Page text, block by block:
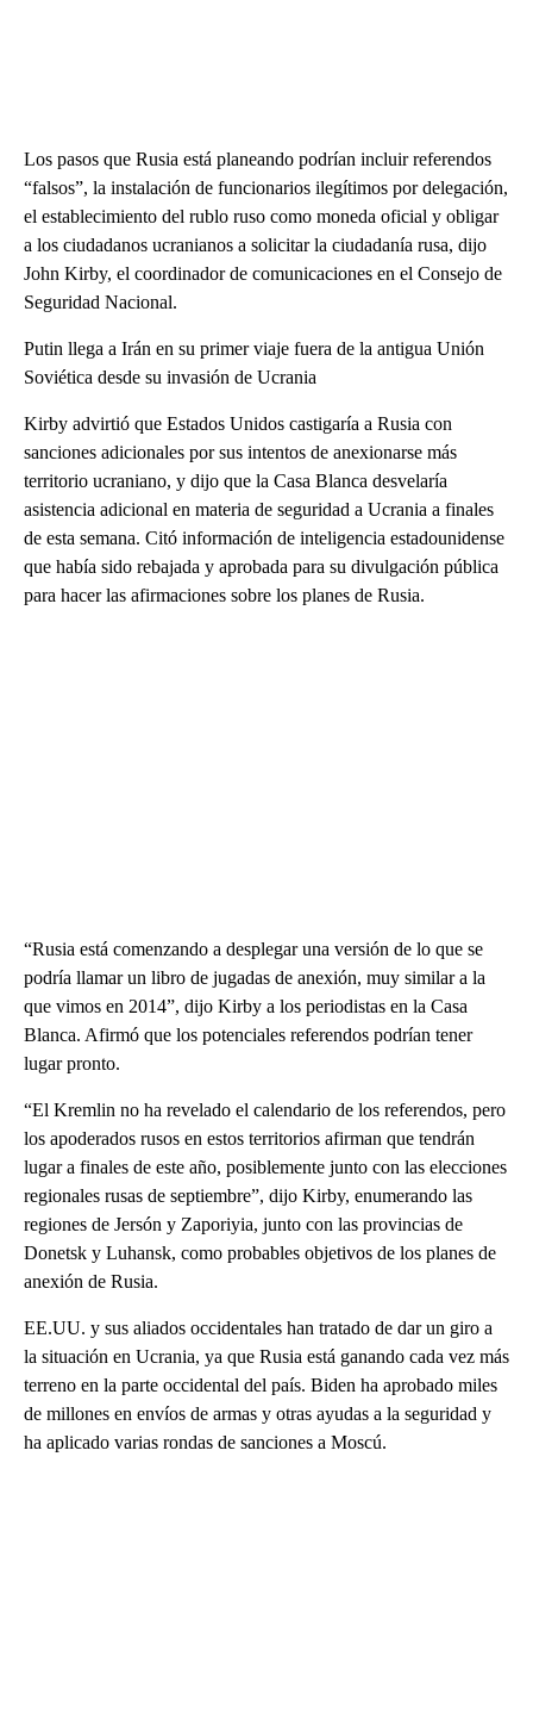
Los pasos que Rusia está planeando podrían incluir referendos
“falsos”, la instalación de funcionarios ilegítimos por delegación,
el establecimiento del rublo ruso como moneda oficial y obligar
a los ciudadanos ucranianos a solicitar la ciudadanía rusa, dijo
John Kirby, el coordinador de comunicaciones en el Consejo de
Seguridad Nacional.
Putin llega a Irán en su primer viaje fuera de la antigua Unión
Soviética desde su invasión de Ucrania
Kirby advirtió que Estados Unidos castigaría a Rusia con
sanciones adicionales por sus intentos de anexionarse más
territorio ucraniano, y dijo que la Casa Blanca desvelaría
asistencia adicional en materia de seguridad a Ucrania a finales
de esta semana. Citó información de inteligencia estadounidense
que había sido rebajada y aprobada para su divulgación pública
para hacer las afirmaciones sobre los planes de Rusia.
“Rusia está comenzando a desplegar una versión de lo que se
podría llamar un libro de jugadas de anexión, muy similar a la
que vimos en 2014”, dijo Kirby a los periodistas en la Casa
Blanca. Afirmó que los potenciales referendos podrían tener
lugar pronto.
“El Kremlin no ha revelado el calendario de los referendos, pero
los apoderados rusos en estos territorios afirman que tendrán
lugar a finales de este año, posiblemente junto con las elecciones
regionales rusas de septiembre”, dijo Kirby, enumerando las
regiones de Jersón y Zaporiyia, junto con las provincias de
Donetsk y Luhansk, como probables objetivos de los planes de
anexión de Rusia.
EE.UU. y sus aliados occidentales han tratado de dar un giro a
la situación en Ucrania, ya que Rusia está ganando cada vez más
terreno en la parte occidental del país. Biden ha aprobado miles
de millones en envíos de armas y otras ayudas a la seguridad y
ha aplicado varias rondas de sanciones a Moscú.